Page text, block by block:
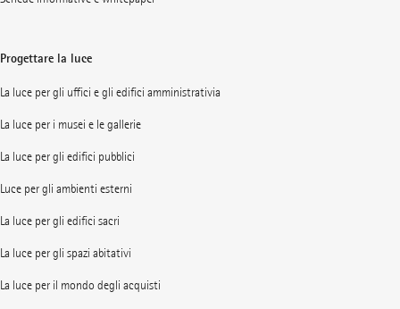
Progettare la luce
La luce per gli uffici e gli edifici amministrativia
La luce per i musei e le gallerie
La luce per gli edifici pubblici
Luce per gli ambienti esterni
La luce per gli edifici sacri
La luce per gli spazi abitativi
La luce per il mondo degli acquisti